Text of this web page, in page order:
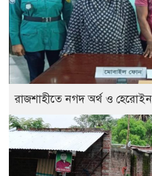
রাজশাহীতে নগদ অর্থ ও হেরোইন-